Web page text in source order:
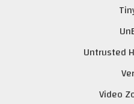
Untrusted
Video